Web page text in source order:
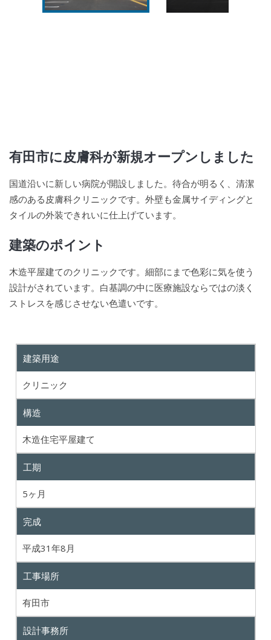
有田市に皮膚科が新規オープンしました
国道沿いに新しい病院が開設しました。待合が明るく、清潔
感のある皮膚科クリニックです。外壁も金属サイディングと
タイルの外装できれいに仕上げています。
建築のポイント
木造平屋建てのクリニックです。細部にまで色彩に気を使う
設計がされています。白基調の中に医療施設ならではの淡く
ストレスを感じさせない色遣いです。
建築用途
クリニック
構造
木造住宅平屋建て
工期
5ヶ月
完成
平成31年8月
工事場所
有田市
設計事務所